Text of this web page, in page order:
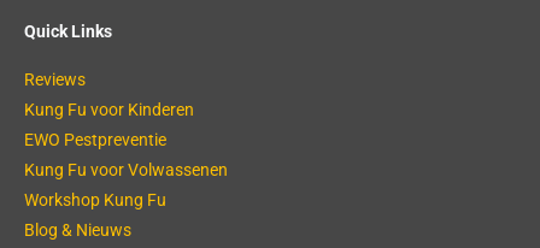
Quick Links
Reviews
Kung Fu voor Kinderen
EWO Pestpreventie
Kung Fu voor Volwassenen
Workshop Kung Fu
Blog & Nieuws